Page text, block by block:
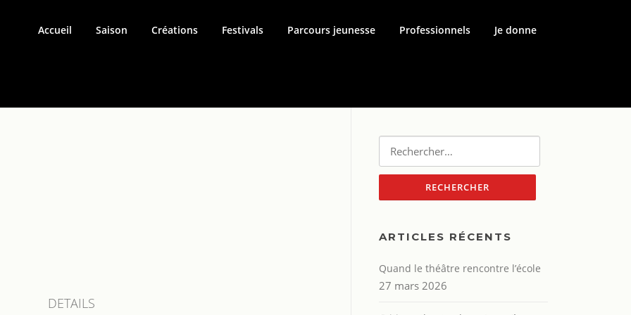
Accueil Saison Créations Festivals Parcours jeunesse Professionnels Je donne
DETAILS
Rechercher :
ARTICLES RÉCENTS
Quand le théâtre rencontre l’école
27 mars 2026